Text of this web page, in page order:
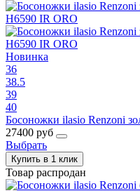
Новинка
36
38.5
39
40
Босоножки ilasio Renzoni
27400 руб
Выбрать
Купить в 1 клик
Товар распродан